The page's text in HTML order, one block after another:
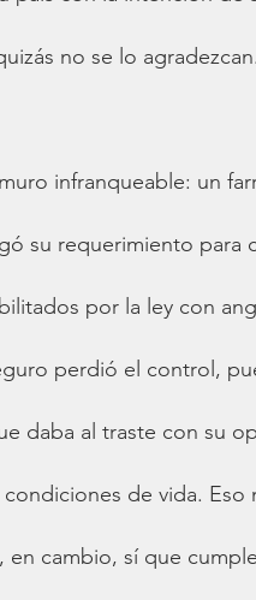
no se lo agradezcan.
infranqueable: un
su requerimiento para
por la ley con
perdió el control,
daba al traste con su
de vida. Eso
en cambio, sí que